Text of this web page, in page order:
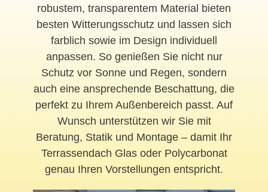
robustem, transparentem Material bieten
besten Witterungsschutz und lassen sich
farblich sowie im Design individuell
anpassen. So genießen Sie nicht nur
Schutz vor Sonne und Regen, sondern
auch eine ansprechende Beschattung, die
perfekt zu Ihrem Außenbereich passt. Auf
Wunsch unterstützen wir Sie mit
Beratung, Statik und Montage – damit Ihr
Terrassendach Glas oder Polycarbonat
genau Ihren Vorstellungen entspricht.